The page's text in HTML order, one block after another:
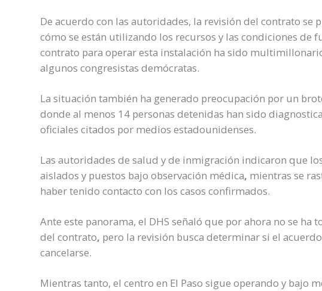
De acuerdo con las autoridades, la revisión del contrato se
cómo se están utilizando los recursos y las condiciones de
contrato para operar esta instalación ha sido
algunos congresistas demócratas.
La situación también ha generado preocupación por un
donde al menos 14 personas detenidas han sido
oficiales citados por medios estadounidenses.
Las autoridades de salud y de inmigración indicaron que
aislados y puestos bajo observación médica, mientras se
haber tenido contacto con los casos confirmados.
Ante este panorama, el DHS señaló que por ahora no se
del contrato, pero la revisión busca determinar si el
cancelarse.
Mientras tanto, el centro en El Paso sigue operando y bajo